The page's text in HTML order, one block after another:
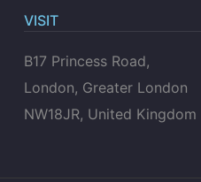
VISIT
B17 Princess Road,
London, Greater London
NW18JR, United Kingdom